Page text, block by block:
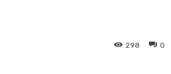
0
298